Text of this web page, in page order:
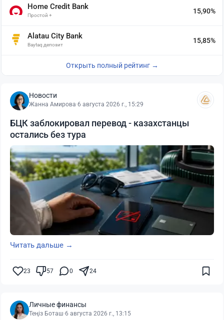
Home Credit Bank
Простой +
15,90%
Alatau City Bank
Baytaq депозит
15,85%
Открыть полный рейтинг →
Новости
Жанна Амирова·6 августа 2026 г., 15:29
БЦК заблокировал перевод - казахстанцы
остались без тура
Читать дальше →
23 57 0 24
Личные финансы
Теңіз Боташ·6 августа 2026 г., 13:15